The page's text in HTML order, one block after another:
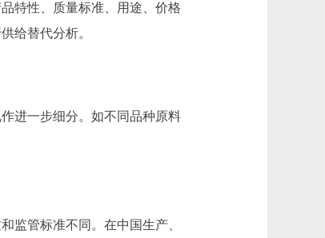
特性、质量标准、用途、价格
给替代分析。
进一步细分。如不同品种原料
管标准不同。在中国生产、